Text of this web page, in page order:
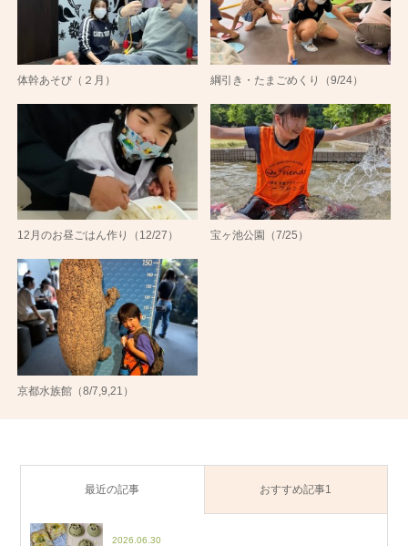
体幹あそび（２月） 綱引き・たまごめくり（9/24）
12月のお昼ごはん作り（12/27） 宝ヶ池公園（7/25）
京都水族館（8/7,9,21）
最近の記事 おすすめ記事1
2026.06.30